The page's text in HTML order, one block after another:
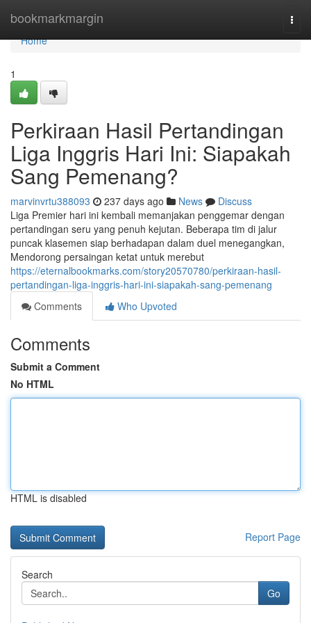
bookmarkmargin
Home
Home
1
Perkiraan Hasil Pertandingan
Liga Inggris Hari Ini: Siapakah
Sang Pemenang?
marvinvrtu388093 237 days ago News
Discuss
Liga Premier hari ini kembali memanjakan penggemar dengan
pertandingan seru yang penuh kejutan. Beberapa tim di jalur
puncak klasemen siap berhadapan dalam duel menegangkan,
Mendorong persaingan ketat untuk merebut
https://eternalbookmarks.com/story20570780/perkiraan-hasil-
pertandingan-liga-inggris-hari-ini-siapakah-sang-pemenang
Comments
Who Upvoted
Comments
Submit a Comment
No HTML
HTML is disabled
Report Page
Search
Go